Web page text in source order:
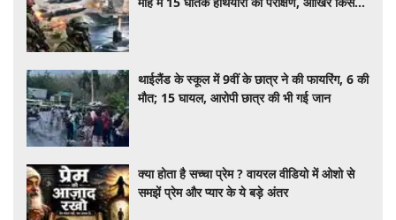
थाईलैंड के स्कूल में 9वीं के छात्र ने की फायरिंग, 6 की
मौत; 15 घायल, आरोपी छात्र की भी गई जान
क्या होता है सच्चा प्रेम ? वायरल वीडियो में ओशो से
समझें प्रेम और प्यार के ये बड़े अंतर